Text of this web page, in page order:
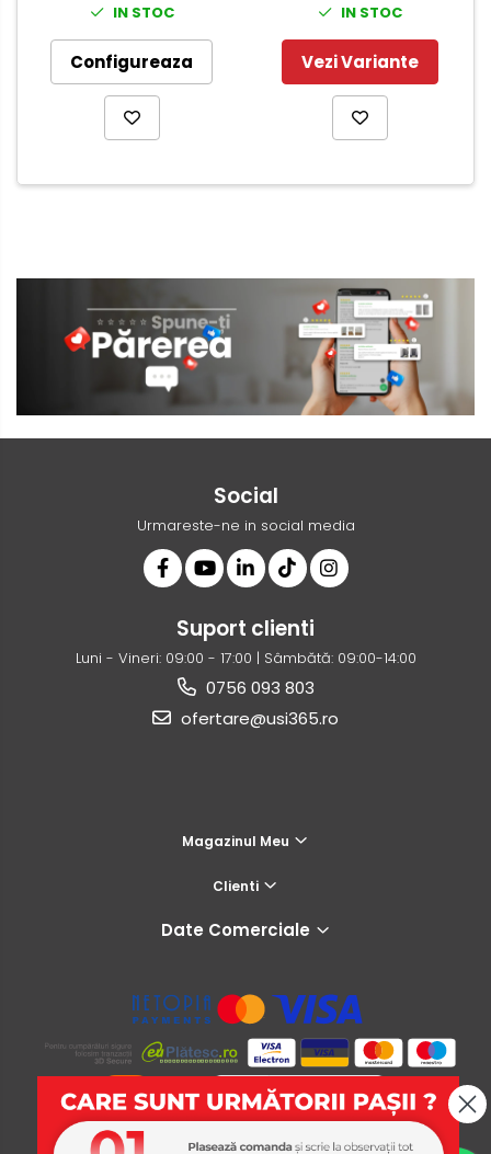
IN STOC
Configureaza
IN STOC
Vezi Variante
Social
Urmareste-ne in social media
Suport clienti
Luni - Vineri: 09:00 - 17:00 | Sâmbătă: 09:00-14:00
0756 093 803
ofertare@usi365.ro
Magazinul Meu
Clienti
Date Comerciale